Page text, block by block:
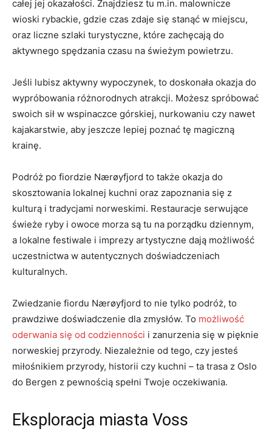
całej jej okazałości. ‌Znajdziesz ⁣tu m.in. malownicze
wioski rybackie, gdzie czas zdaje się ​stanąć⁢ w‌ miejscu,
⁣oraz liczne szlaki turystyczne, które⁣ zachęcają do
aktywnego ⁤spędzania czasu na świeżym powietrzu.
Jeśli lubisz aktywny⁣ wypoczynek, to ‌doskonała okazja‌ do⁤
wypróbowania różnorodnych atrakcji.‍ Możesz ​spróbować
swoich sił w ⁢wspinaczce górskiej, nurkowaniu‍ czy nawet⁣
kajakarstwie,⁢ aby ⁣jeszcze‌ lepiej poznać tę magiczną
krainę.
Podróż po ‌fiordzie ⁣Nærøyfjord to ‌także⁤ okazja do
skosztowania lokalnej ⁣kuchni oraz zapoznania się z
kulturą i tradycjami ​norweskimi. Restauracje ⁣serwujące
świeże ryby i owoce ⁣morza są tu ‌na porządku dziennym,⁣
a lokalne ⁤festiwale i imprezy​ artystyczne dają możliwość
uczestnictwa w autentycznych doświadczeniach
⁣kulturalnych.
Zwiedzanie fiordu Nærøyfjord to ⁤nie tylko podróż, to
prawdziwe doświadczenie dla zmysłów. To możliwość
oderwania się od codzienności i zanurzenia‍ się⁢ w pięknie
​norweskiej przyrody. Niezależnie od tego, czy jesteś⁤
miłośnikiem ‌przyrody,⁣ historii czy kuchni – ta trasa z Oslo
do Bergen z pewnością spełni Twoje oczekiwania.
Eksploracja⁤ miasta Voss